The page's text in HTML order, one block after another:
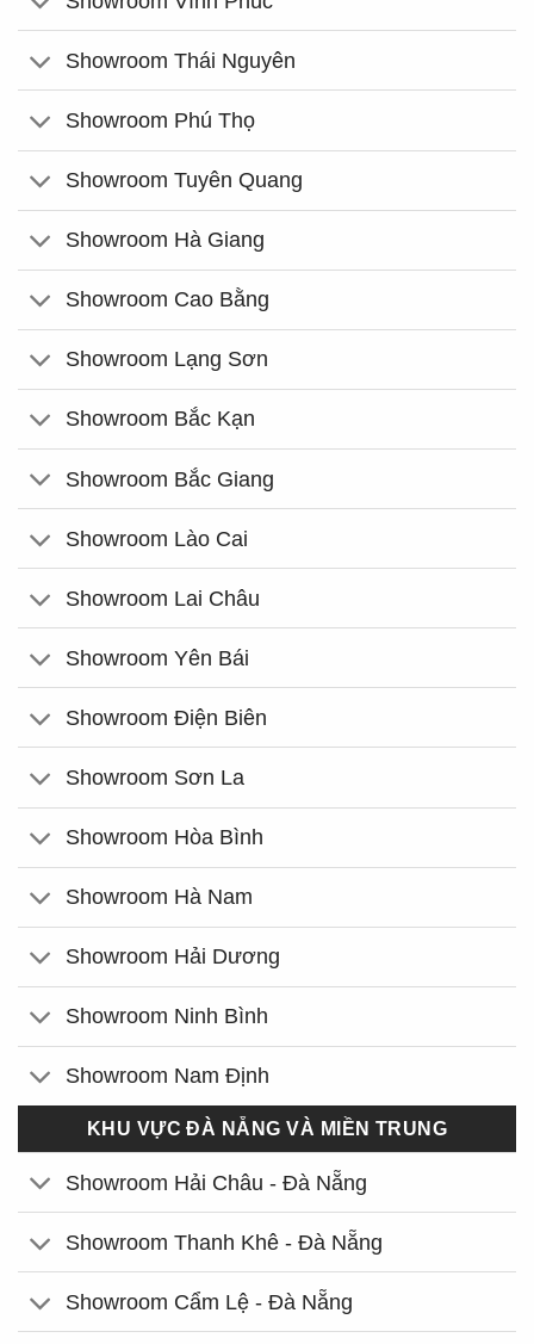
Showroom Thái Nguyên
Showroom Phú Thọ
Showroom Tuyên Quang
Showroom Hà Giang
Showroom Cao Bằng
Showroom Lạng Sơn
Showroom Bắc Kạn
Showroom Bắc Giang
Showroom Lào Cai
Showroom Lai Châu
Showroom Yên Bái
Showroom Điện Biên
Showroom Sơn La
Showroom Hòa Bình
Showroom Hà Nam
Showroom Hải Dương
Showroom Ninh Bình
Showroom Nam Định
KHU VỰC ĐÀ NẴNG VÀ MIỀN TRUNG
Showroom Hải Châu - Đà Nẵng
Showroom Thanh Khê - Đà Nẵng
Showroom Cẩm Lệ - Đà Nẵng